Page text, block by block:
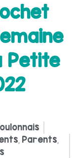
Petite
Parents